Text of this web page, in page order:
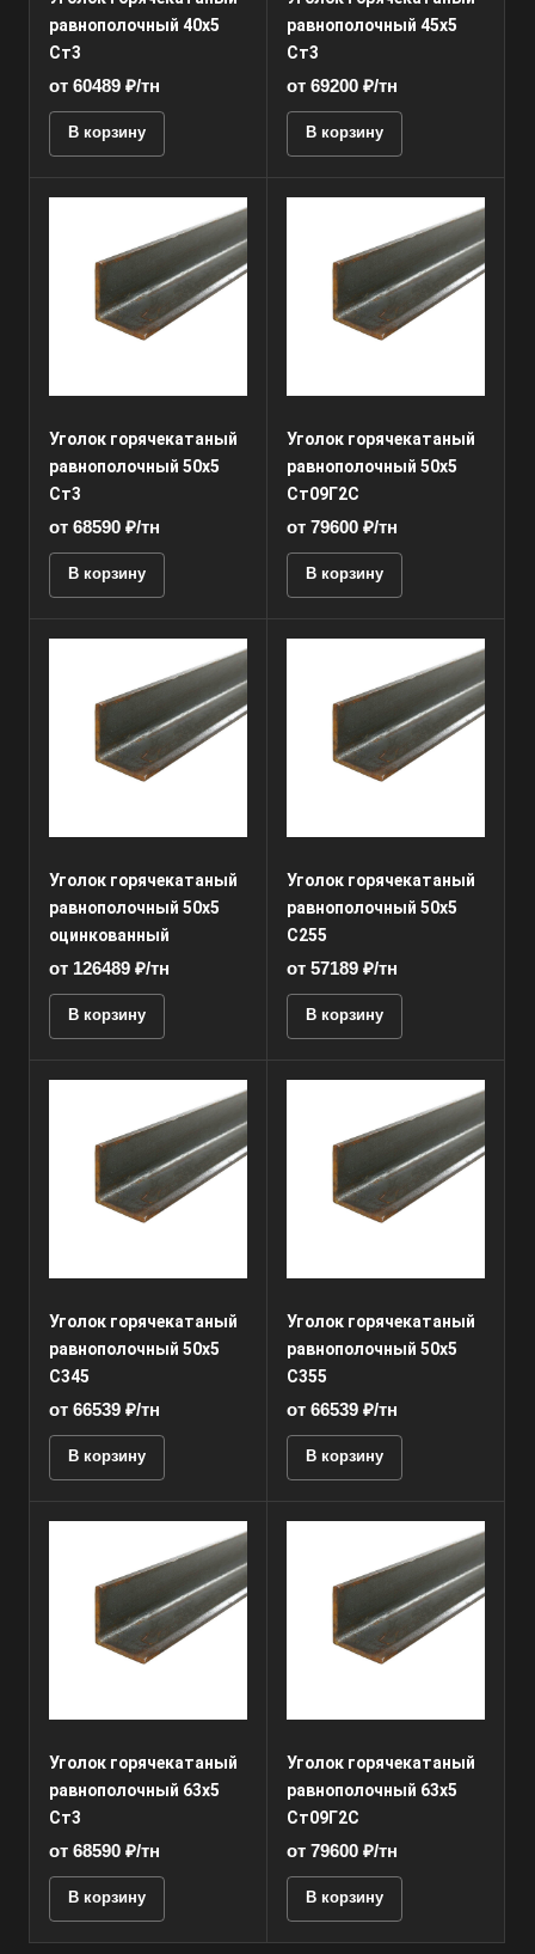
равнополочный 40x5
Ст3
от 60489 ₽/тн
В корзину
равнополочный 45х5
Ст3
от 69200 ₽/тн
В корзину
Уголок горячекатаный
равнополочный 50х5
Ст3
от 68590 ₽/тн
В корзину
Уголок горячекатаный
равнополочный 50х5
Ст09Г2С
от 79600 ₽/тн
В корзину
Уголок горячекатаный
равнополочный 50x5
оцинкованный
от 126489 ₽/тн
В корзину
Уголок горячекатаный
равнополочный 50x5
С255
от 57189 ₽/тн
В корзину
Уголок горячекатаный
равнополочный 50x5
С345
от 66539 ₽/тн
В корзину
Уголок горячекатаный
равнополочный 50x5
С355
от 66539 ₽/тн
В корзину
Уголок горячекатаный
равнополочный 63х5
Ст3
от 68590 ₽/тн
В корзину
Уголок горячекатаный
равнополочный 63х5
Ст09Г2С
от 79600 ₽/тн
В корзину